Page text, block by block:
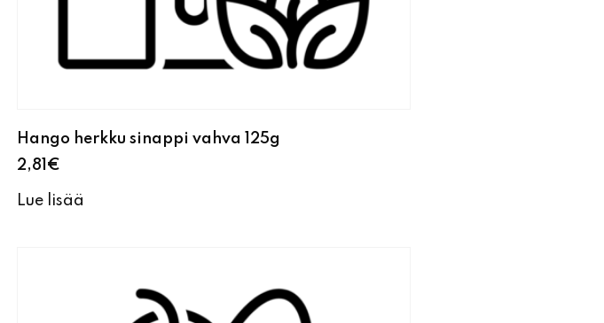
Hango herkku sinappi vahva 125g
2,81 €
Lue lisää